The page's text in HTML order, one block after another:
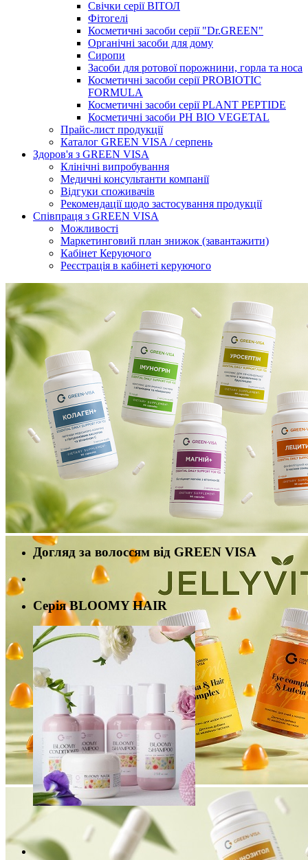
Свічки серії ВІТОЛ
Фітогелі
Косметичні засоби серії "Dr.GREEN"
Органічні засоби для дому
Сиропи
Засоби для ротової порожнини, горла та носа
Косметичні засоби серії PROBIOTIC
FORMULA
Косметичні засоби серії PLANT PEPTIDE
Косметичні засоби PH BIO VEGETAL
Прайс-лист продукції
Каталог GREEN VISA / серпень
Здоров'я з GREEN VISA
Клінічні випробування
Медичні консультанти компанії
Відгуки споживачів
Рекомендації щодо застосування продукції
Співпраця з GREEN VISA
Можливості
Маркетинговий план знижок (завантажити)
Кабінет Керуючого
Реєстрація в кабінеті керуючого
Догляд за волоссям від GREEN VISA
Серія BLOOMY HAIR